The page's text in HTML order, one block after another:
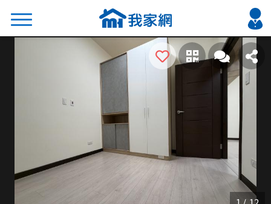
搜尋
熱門關鍵字
2026 台北降價好屋限量釋出
2026 新北降價好屋限量釋出
2026 台中降價好屋限量釋出
2026 台南降價好屋限量釋出
2026 高雄降價好屋限量釋出